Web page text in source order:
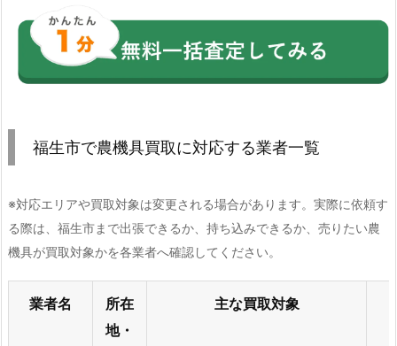
福生市で農機具買取に対応する業者一覧
※対応エリアや買取対象は変更される場合があります。実際に依頼す
る際は、福生市まで出張できるか、持ち込みできるか、売りたい農
機具が買取対象かを各業者へ確認してください。
業者名
所在
地・
主な買取対象